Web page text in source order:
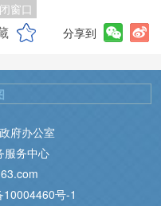
窗口
分享到
府办公室
服务中心
号-1